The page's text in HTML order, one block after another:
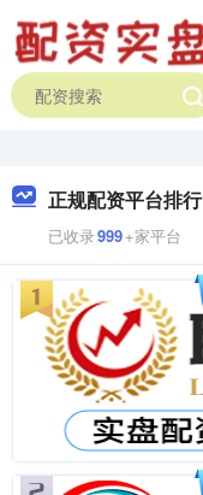
正规配资平台排行
已收录999+家平台